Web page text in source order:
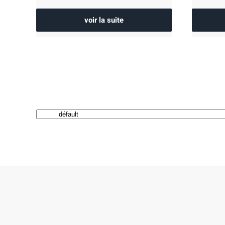
voir la suite